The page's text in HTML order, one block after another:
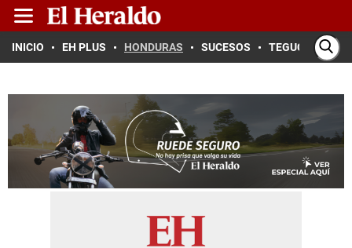
INICIO EH PLUS HONDURAS SUCESOS TEGUCIGALPA